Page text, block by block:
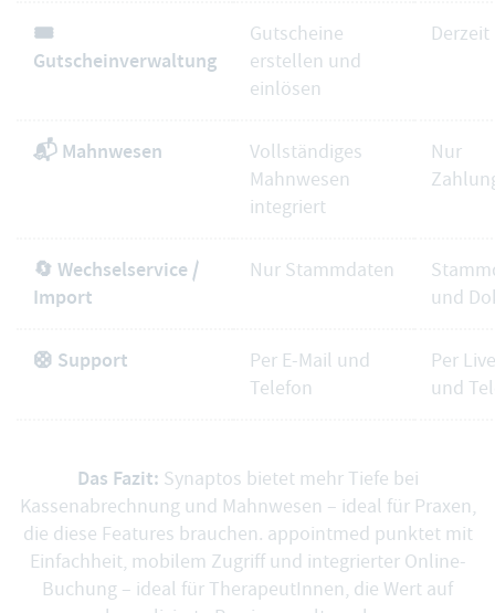
🎟️
Gutscheinverwaltung
Gutscheine
erstellen und
einlösen
📬 Mahnwesen
Vollständiges
Mahnwesen
integriert
Nur
🔄 Wechselservice /
Import
Nur Stammdaten
und
🛟️ Support
Per E-Mail und
Telefon
Per
und
Das Fazit: Synaptos bietet mehr Tiefe bei
Kassenabrechnung und Mahnwesen – ideal für Praxen,
die diese Features brauchen. appointmed punktet mit
Einfachheit, mobilem Zugriff und integrierter Online-
Buchung – ideal für TherapeutInnen, die Wert auf